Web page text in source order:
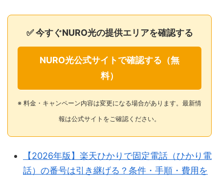
✅ 今すぐNURO光の提供エリアを確認する
NURO光公式サイトで確認する（無
料）
※ 料金・キャンペーン内容は変更になる場合があります。最新情
報は公式サイトをご確認ください。
【2026年版】楽天ひかりで固定電話（ひかり電
話）の番号は引き継げる？条件・手順・費用を